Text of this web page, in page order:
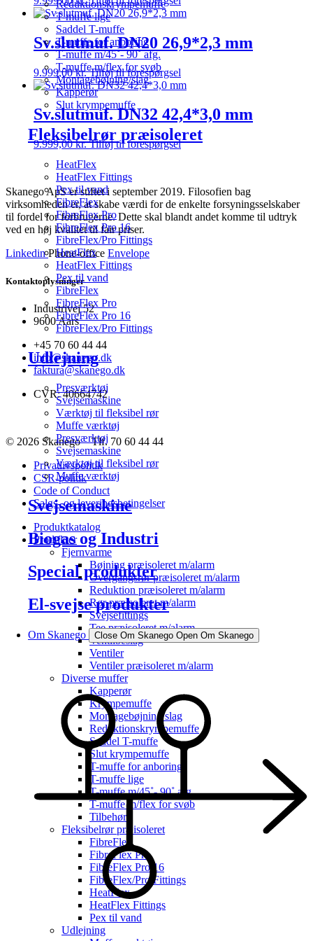
Reduktionskrympemuffe
T-muffe lige
Saddel T-muffe
T-muffe for anboring
T-muffe m/45˚- 90˚ afg.
T-muffe m/flex for svøb
Montagebøjning/slag
Kapperør
Slut krympemuffe
Fleksibelrør præisoleret
HeatFlex
HeatFlex Fittings
Pex til vand
FibreFlex
FibreFlex Pro
FibreFlex Pro 16
FibreFlex/Pro Fittings
HeatFlex
HeatFlex Fittings
Pex til vand
FibreFlex
FibreFlex Pro
FibreFlex Pro 16
FibreFlex/Pro Fittings
Udlejning
Presværktøj
Svejsemaskine
Værktøj til fleksibel rør
Muffe værktøj
Presværktøj
Svejsemaskine
Værktøj til fleksibel rør
Muffe værktøj
Svejsemaskine
Biogas og Industri
Special produkter
El-svejse produkter
Om Skanego Close Om Skanego Open Om Skanego
Sv.slutmuf. DN20 26,9*2,3 mm
9.999,00kr. Tilføj til forespørgsel
Sv.slutmuf. DN32 42,4*3,0 mm
9.999,00kr. Tilføj til forespørgsel
Skanego ApS er stiftet i september 2019. Filosofien bag
virksomheden er, at skabe værdi for de enkelte forsyningsselskaber
til fordel for forbrugerne. Dette skal blandt andet komme til udtryk
ved en høj kvalitet til fair priser.
Linkedin Phone-office Envelope
Kontaktoplysninger
Industrivej 52
9600 Aars
+45 70 60 44 44
info@skanego.dk
faktura@skanego.dk
CVR: 40664742
© 2026 Skanego – Tlf. 70 60 44 44
Privatlivspolitik
CSR-politik
Code of Conduct
Salgs- og leveringsbetingelser
Produktkatalog
Produkter
Fjernvarme
Bøjning præisoleret m/alarm
Overgangsrør præisoleret m/alarm
Reduktion præisoleret m/alarm
Rør præisoleret m/alarm
Svejsefittings
Tee præisoleret m/alarm
Ventilbeslag
Ventiler
Ventiler præisoleret m/alarm
Diverse muffer
Kapperør
Krympemuffe
Montagebøjning/slag
Reduktionskrympemuffe
Saddel T-muffe
Slut krympemuffe
T-muffe for anboring
T-muffe lige
T-muffe m/45˚- 90˚ afg.
T-muffe m/flex for svøb
Tilbehør
Fleksibelrør præisoleret
FibreFlex
FibreFlex Pro
FibreFlex Pro 16
FibreFlex/Pro Fittings
HeatFlex
HeatFlex Fittings
Pex til vand
Udlejning